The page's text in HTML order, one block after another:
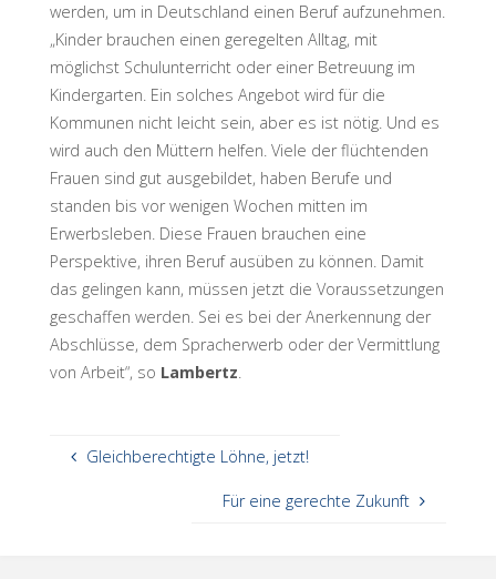
werden, um in Deutschland einen Beruf aufzunehmen.
„Kinder brauchen einen geregelten Alltag, mit
möglichst Schulunterricht oder einer Betreuung im
Kindergarten. Ein solches Angebot wird für die
Kommunen nicht leicht sein, aber es ist nötig. Und es
wird auch den Müttern helfen. Viele der flüchtenden
Frauen sind gut ausgebildet, haben Berufe und
standen bis vor wenigen Wochen mitten im
Erwerbsleben. Diese Frauen brauchen eine
Perspektive, ihren Beruf ausüben zu können. Damit
das gelingen kann, müssen jetzt die Voraussetzungen
geschaffen werden. Sei es bei der Anerkennung der
Abschlüsse, dem Spracherwerb oder der Vermittlung
von Arbeit“, so Lambertz.
Gleichberechtigte Löhne, jetzt!
Für eine gerechte Zukunft